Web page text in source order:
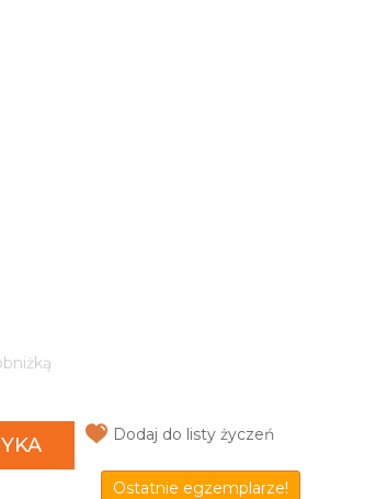
Dodaj do listy życzeń
Ostatnie egzemplarze!